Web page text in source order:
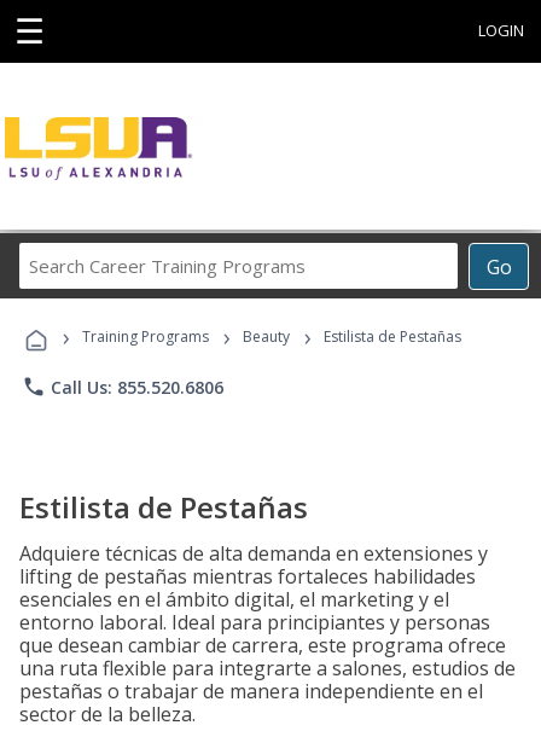
☰ LOGIN
Go
Career
Programs
› Training Programs › Beauty › Estilista de Pestañas
phone Call Us: 855.520.6806
Estilista de Pestañas
Adquiere técnicas de alta demanda en extensiones y
lifting de pestañas mientras fortaleces habilidades
esenciales en el ámbito digital, el marketing y el
entorno laboral. Ideal para principiantes y personas
que desean cambiar de carrera, este programa ofrece
una ruta flexible para integrarte a salones, estudios de
pestañas o trabajar de manera independiente en el
sector de la belleza.